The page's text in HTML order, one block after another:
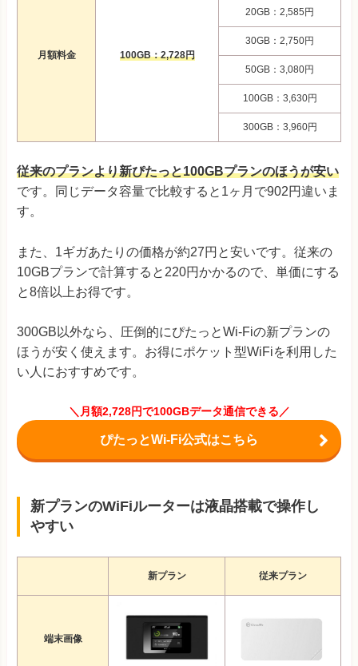
月額料金 100GB：2,728円
20GB：2,585円
30GB：2,750円
50GB：3,080円
100GB：3,630円
300GB：3,960円
従来のプランより新ぴたっと100GBプランのほうが安い
です。同じデータ容量で比較すると1ヶ月で902円違いま
す。
また、1ギガあたりの価格が約27円と安いです。従来の
10GBプランで計算すると220円かかるので、単価にする
と8倍以上お得です。
300GB以外なら、圧倒的にぴたっとWi-Fiの新プランの
ほうが安く使えます。お得にポケット型WiFiを利用した
い人におすすめです。
＼月額2,728円で100GBデータ通信できる／
ぴたっとWi-Fi公式はこちら
新プランのWiFiルーターは液晶搭載で操作し
やすい
新プラン 従来プラン
端末画像